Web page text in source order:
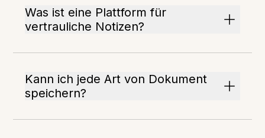
Was ist eine Plattform für
vertrauliche Notizen?
Kann ich jede Art von Dokument
speichern?